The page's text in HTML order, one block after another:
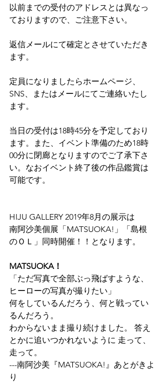
以前までの受付のアドレスとは異なっ
ておりますので、ご注意下さい。
返信メールにて確定とさせていただき
ます。
定員になりましたらホームページ、
SNS、またはメールにてご連絡いたし
ます。
当日の受付は18時45分を予定しており
ます。また、イベント準備のため18時
00分に閉廊となりますのでご了承下さ
い。なおイベント終了後の作品鑑賞は
可能です。
HIJU GALLERY 2019年8月の展示は
南阿沙美個展「MATSUOKA!」「島根
のＯＬ」同時開催！！となります。
MATSUOKA！
「ただ写真で全部ぶっ飛ばすような、
ヒーローの写真が撮りたい」
何をしているんだろう、何と戦ってい
るんだろう。
わからないまま撮り続けました。 答え
とかに追いつかれないように 走って、
走って。
---南阿沙美『MATSUOKA!』あとがきよ
り